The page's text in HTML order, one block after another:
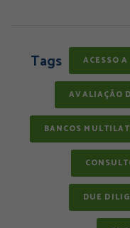
Tags ACESSO
AVALIAÇÃO
BANCOS
DUE